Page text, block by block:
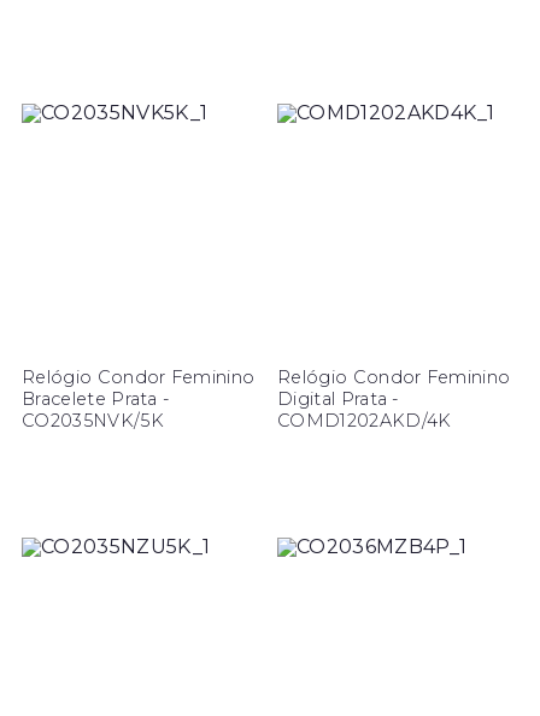
Relógio Condor Feminino
Bracelete Prata -
CO2035NVK/5K
Relógio Condor Feminino
Digital Prata -
COMD1202AKD/4K